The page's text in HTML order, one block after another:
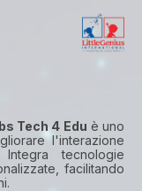
Tech 4 Edu è uno
l'interazione
tecnologie
facilitando